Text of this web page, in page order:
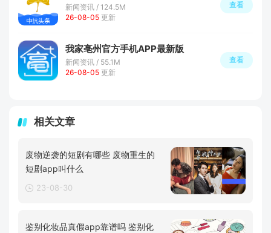
新闻资讯 / 124.5M
26-08-05 更新
查看
我家亳州官方手机APP最新版
新闻资讯 / 55.1M
26-08-05 更新
查看
相关文章
废物逆袭的短剧有哪些 废物重生的
短剧app叫什么
23-08-30
鉴别化妆品真假app靠谱吗 鉴别化